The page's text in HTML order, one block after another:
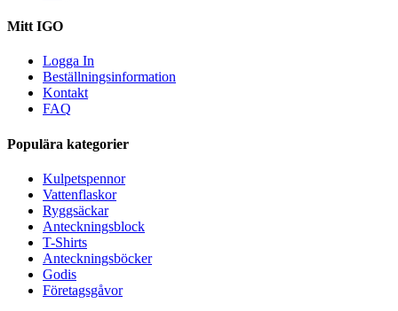
Mitt IGO
Logga In
Beställningsinformation
Kontakt
FAQ
Populära kategorier
Kulpetspennor
Vattenflaskor
Ryggsäckar
Anteckningsblock
T-Shirts
Anteckningsböcker
Godis
Företagsgåvor